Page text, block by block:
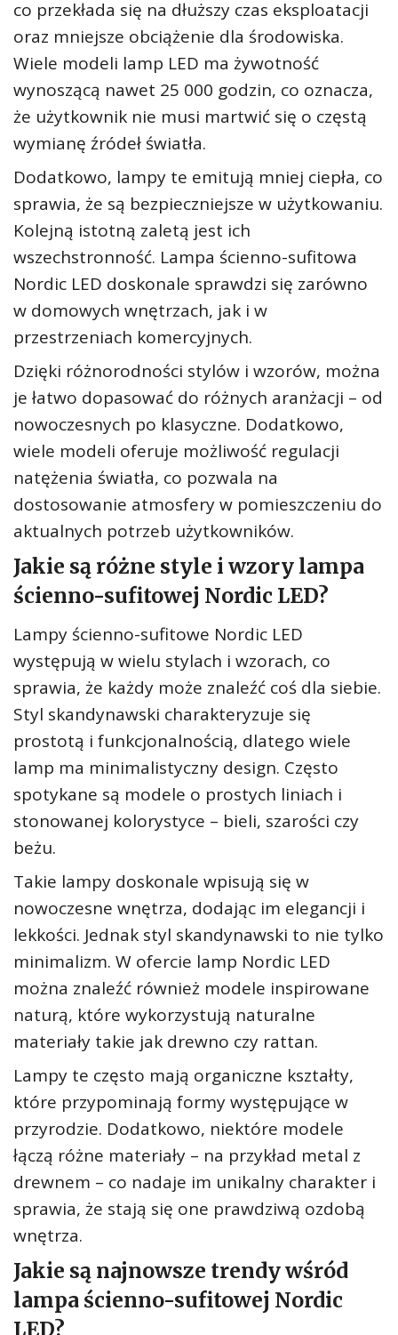
co przekłada się na dłuższy czas eksploatacji
oraz mniejsze obciążenie dla środowiska.
Wiele modeli lamp LED ma żywotność
wynoszącą nawet 25 000 godzin, co oznacza,
że użytkownik nie musi martwić się o częstą
wymianę źródeł światła.
Dodatkowo, lampy te emitują mniej ciepła, co
sprawia, że są bezpieczniejsze w użytkowaniu.
Kolejną istotną zaletą jest ich
wszechstronność. Lampa ścienno-sufitowa
Nordic LED doskonale sprawdzi się zarówno
w domowych wnętrzach, jak i w
przestrzeniach komercyjnych.
Dzięki różnorodności stylów i wzorów, można
je łatwo dopasować do różnych aranżacji – od
nowoczesnych po klasyczne. Dodatkowo,
wiele modeli oferuje możliwość regulacji
natężenia światła, co pozwala na
dostosowanie atmosfery w pomieszczeniu do
aktualnych potrzeb użytkowników.
Jakie są różne style i wzory lampa
ścienno-sufitowej Nordic LED?
Lampy ścienno-sufitowe Nordic LED
występują w wielu stylach i wzorach, co
sprawia, że każdy może znaleźć coś dla siebie.
Styl skandynawski charakteryzuje się
prostotą i funkcjonalnością, dlatego wiele
lamp ma minimalistyczny design. Często
spotykane są modele o prostych liniach i
stonowanej kolorystyce – bieli, szarości czy
beżu.
Takie lampy doskonale wpisują się w
nowoczesne wnętrza, dodając im elegancji i
lekkości. Jednak styl skandynawski to nie tylko
minimalizm. W ofercie lamp Nordic LED
można znaleźć również modele inspirowane
naturą, które wykorzystują naturalne
materiały takie jak drewno czy rattan.
Lampy te często mają organiczne kształty,
które przypominają formy występujące w
przyrodzie. Dodatkowo, niektóre modele
łączą różne materiały – na przykład metal z
drewnem – co nadaje im unikalny charakter i
sprawia, że stają się one prawdziwą ozdobą
wnętrza.
Jakie są najnowsze trendy wśród
lampa ścienno-sufitowej Nordic
LED?